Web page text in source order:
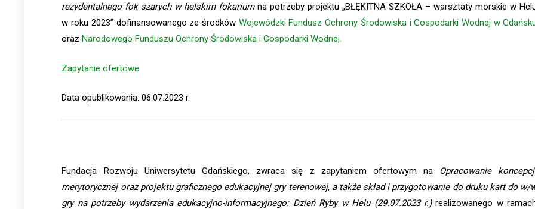
rezydentalnego fok szarych w helskim fokariumna potrzeby projektu „BŁĘKITNA SZKOŁA – warsztaty morskie w
w roku 2023” dofinansowanego ze środków Wojewódzki Fundusz Ochrony Środowiska i Gospodarki Wodnej w
oraz Narodowego Funduszu Ochrony Środowiska i Gospodarki Wodnej.
Zapytanie ofertowe
Data opublikowania: 06.07.2023 r.
Fundacja Rozwoju Uniwersytetu Gdańskiego, zwraca się z zapytaniem ofertowym na Opracowanie
merytorycznej oraz projektu graficznego edukacyjnej gry terenowej, a także skład i przygotowanie do druku kart do w/
gry na potrzeby wydarzenia edukacyjno-informacyjnego: Dzień Ryby w Helu (29.07.2023 r.)realizowanego w